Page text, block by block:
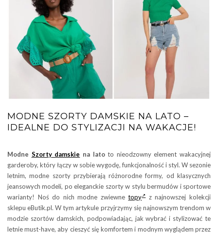
MODNE SZORTY DAMSKIE NA LATO –
IDEALNE DO STYLIZACJI NA WAKACJE!
Modne Szorty damskie na latoto nieodzowny element wakacyjnej
garderoby, który łączy w sobie wygodę, funkcjonalność i styl. W sezonie
letnim, modne szorty przybierają różnorodne formy, od klasycznych
jeansowych modeli, po eleganckie szorty w stylu bermudów i sportowe
warianty! Noś do nich modne zwiewnetopy z najnowszej kolekcji
sklepu eButik.pl. W tym artykule przyjrzymy się najnowszym trendom w
modzie szortów damskich, podpowiadając, jak wybrać i stylizować te
letnie must-have, aby cieszyć się komfortem i modnym wyglądem przez